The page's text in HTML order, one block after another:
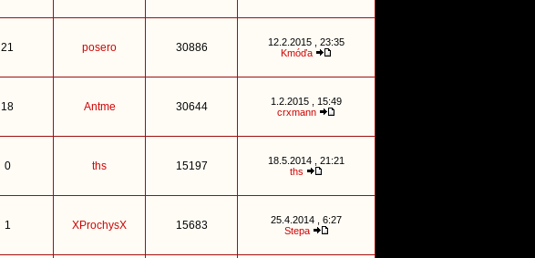
21 posero 30886
12.2.2015 , 23:35
Kmóďa
18 Antme 30644
1.2.2015 , 15:49
crxmann
0 ths 15197
18.5.2014 , 21:21
ths
1 XProchysX 15683
25.4.2014 , 6:27
Stepa